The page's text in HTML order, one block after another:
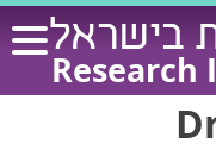
בישראל
Research